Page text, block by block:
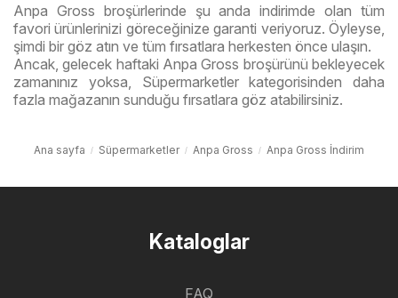
Anpa Gross broşürlerinde şu anda indirimde olan tüm
favori ürünlerinizi göreceğinize garanti veriyoruz. Öyleyse,
şimdi bir göz atın ve tüm fırsatlara herkesten önce ulaşın.
Ancak, gelecek haftaki Anpa Gross broşürünü bekleyecek
zamanınız yoksa, Süpermarketler kategorisinden daha
fazla mağazanın sunduğu fırsatlara göz atabilirsiniz.
Ana sayfa Süpermarketler Anpa Gross Anpa Gross İndirim
Kataloglar
FAQ